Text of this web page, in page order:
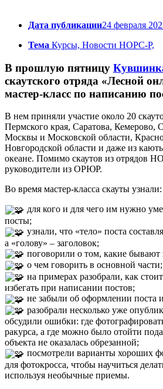
Дата публикации24 февраля
Тема Курсы, Новости НОРС-Р,
В прошлую пятницу
скаутского отряда «Лесной
мастер-класс по написанию
В нем приняли участие около 20
Пермского края, Саратова, Кемерово,
Москвы и Московской области,
Новгородской области и даже из
океане. Помимо скаутов из отрядов
руководители из ОРЮР.
Во время мастер-класса скауты узнали:
для кого и для чего им нужно
посты;
узнали, что «тело» поста
а «голову» – заголовок;
поговорили о том, какие бывают
о чем говорить в основной части;
на примерах разобрали, как
избегать при написании постов;
не забыли об оформлении поста
разобрали несколько уже
обсудили ошибки: где
ракурса, а где можно было отойти
объекта не оказалась обрезанной;
посмотрели варианты хороших
для фотокросса, чтобы научиться
используя необычные приемы.